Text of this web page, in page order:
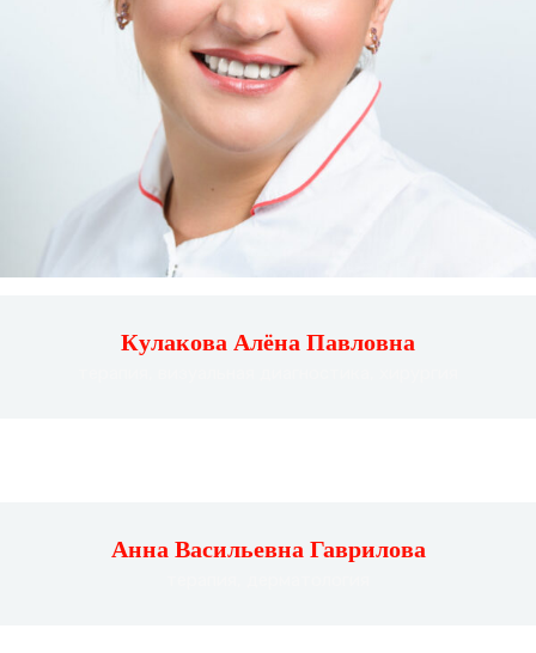
Кулакова Алёна Павловна
Анна Васильевна Гаврилова